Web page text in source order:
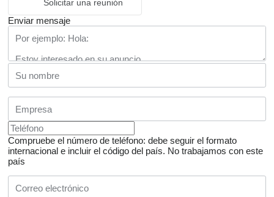
Solicitar una reunión
Enviar mensaje
Compruebe el número de teléfono: debe seguir el formato
internacional e incluir el código del país. No trabajamos con este
país